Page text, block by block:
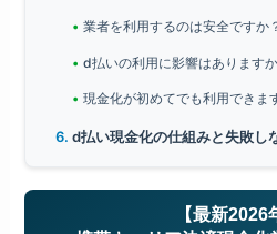
業者を利用するのは安全ですか
d払いの利用に影響はあります
現金化が初めてでも利用できま
d払い現金化の仕組みと失敗し
【最新2026